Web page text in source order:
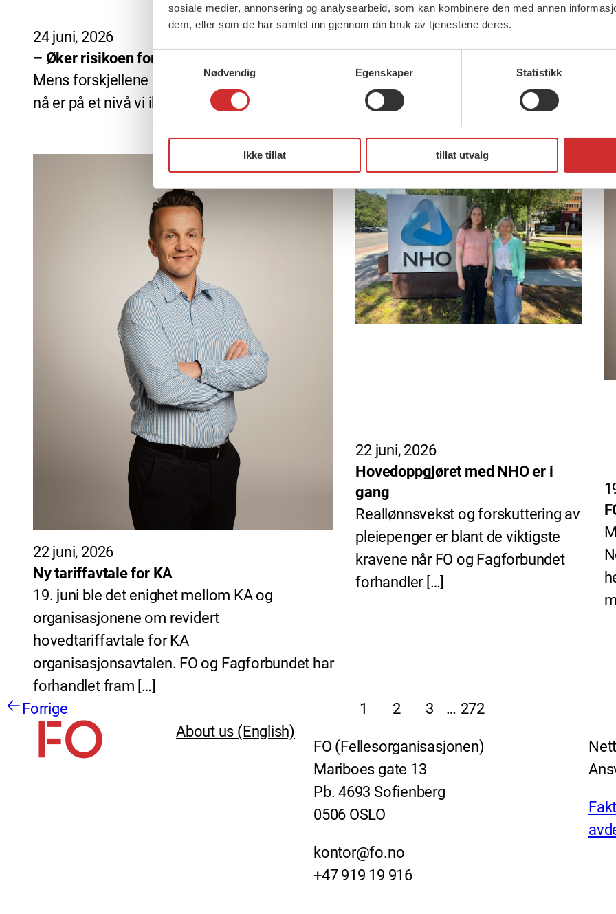
sosiale medier, annonsering og analysearbeid, som kan kombinere den med annen
dem, eller som de har samlet inn gjennom din bruk av tjenestene deres.
Samtykkevalg
Nødvendig
Egenskaper Statistikk
Ikke tillat tillat utvalg
24 juni, 2026
– Øker risikoen for større forskjeller
Mens forskjellene i Norge fortsetter å øke, og
nå er på et nivå vi ikke har […]
Brudd i oppgjøret for ansatte i
privat helse og omsorg (481)
FOs fremste mål for
forhandlingene var å sikre
medlemmene reallønnsvekst. – Vi
22 juni, 2026
Ny tariffavtale for KA
19. juni ble det enighet mellom KA og
organisasjonene om revidert
hovedtariffavtale for KA
organisasjonsavtalen. FO og Fagforbundet har
forhandlet fram […]
22 juni, 2026
Hovedoppgjøret med NHO er i
gang
Reallønnsvekst og forskuttering av
pleiepenger er blant de viktigste
kravene når FO og Fagforbundet
forhandler […]
Forrige 1 2 3 … 272
About us (English)
FO (Fellesorganisasjonen)
Mariboes gate 13
Pb. 4693 Sofienberg
0506 OSLO
kontor@fo.no
+47 919 19 916